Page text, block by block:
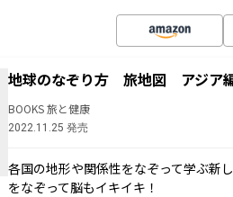
地球のなぞり方 旅地図 アジア
BOOKS 旅と健康
2022.11.25 発売
各国の地形や関係性をなぞって学ぶ新
をなぞって脳もイキイキ！